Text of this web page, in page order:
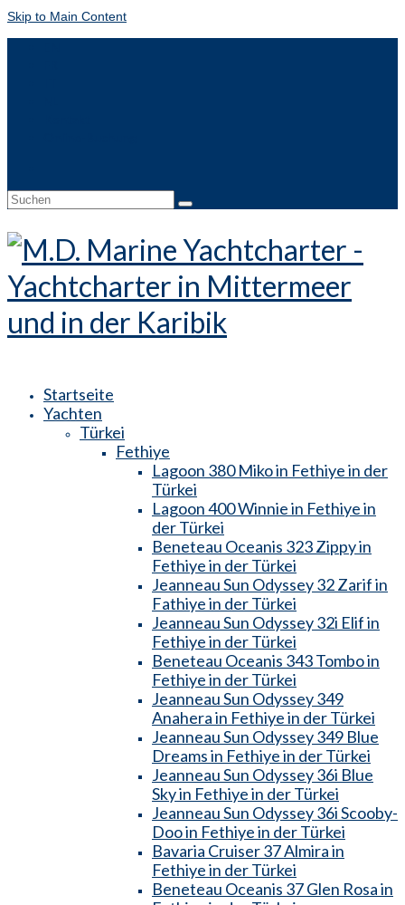
Skip to Main Content
Suche
Startseite
Yachten
Türkei
Fethiye
Lagoon 380 Miko in Fethiye in der
Türkei
Lagoon 400 Winnie in Fethiye in
der Türkei
Beneteau Oceanis 323 Zippy in
Fethiye in der Türkei
Jeanneau Sun Odyssey 32 Zarif in
Fathiye in der Türkei
Jeanneau Sun Odyssey 32i Elif in
Fethiye in der Türkei
Beneteau Oceanis 343 Tombo in
Fethiye in der Türkei
Jeanneau Sun Odyssey 349
Anahera in Fethiye in der Türkei
Jeanneau Sun Odyssey 349 Blue
Dreams in Fethiye in der Türkei
Jeanneau Sun Odyssey 36i Blue
Sky in Fethiye in der Türkei
Jeanneau Sun Odyssey 36i Scooby-
Doo in Fethiye in der Türkei
Bavaria Cruiser 37 Almira in
Fethiye in der Türkei
Beneteau Oceanis 37 Glen Rosa in